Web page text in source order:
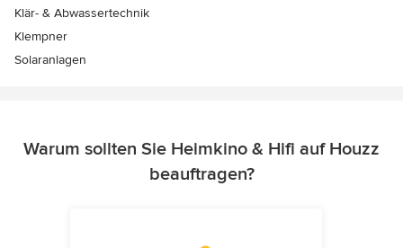
Klär- & Abwassertechnik
Klempner
Solaranlagen
Warum sollten Sie Heimkino & Hifi auf Houzz
beauftragen?